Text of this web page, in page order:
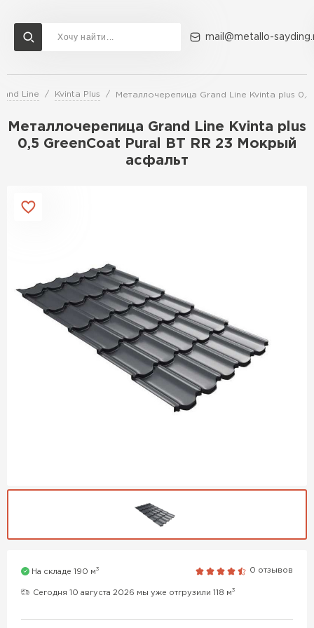
mail@metallo-
Line Kvinta Plus Металлочерепица Grand Line Kvinta plus
Металлочерепица Grand Line Kvinta plus
0,5 GreenСoat Pural BT RR 23 Мокрый
асфальт
На складе 190 м3 0 отзывов
Сегодня 10 августа 2026 мы уже отгрузили 118 м3
Доставка и оплата Акции О компании Контакты
Перейти в каталог